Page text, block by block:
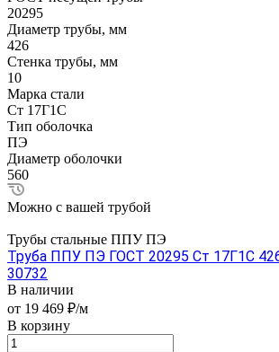
20295
Диаметр трубы, мм
426
Стенка трубы, мм
10
Марка стали
Ст 17Г1С
Тип оболочка
ПЭ
Диаметр оболочки
560
Можно с вашей трубой
Трубы стальные ППУ ПЭ
Труба ППУ ПЭ ГОСТ 20295 Ст 17Г1С
30732
В наличии
от 19 469 ₽/м
В корзину